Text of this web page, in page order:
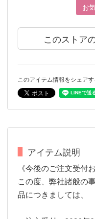
お
このストア
このアイテム情報をシェアす
アイテム説明
《今後のご注文受付
この度、弊社諸般の
品につきましては、